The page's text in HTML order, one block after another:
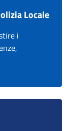
Locale
i